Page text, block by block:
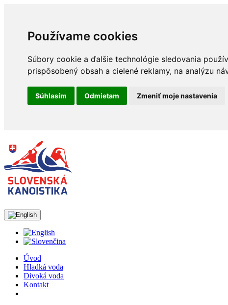
Používame cookies
Súbory cookie a ďalšie technológie sledovania
prispôsobený obsah a cielené reklamy, na analýzu
Súhlasím Odmietam Zmeniť moje nastavenia
Úvod
Hladká voda
Divoká voda
Kontakt